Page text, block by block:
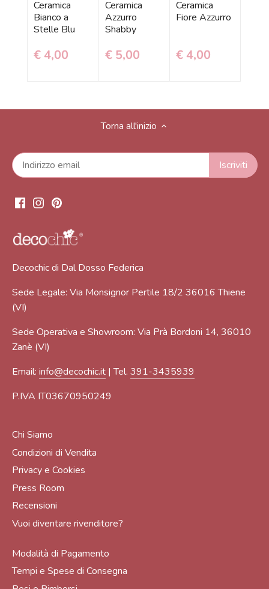
Ceramica
Bianco a
Stelle Blu
€ 4,00
Ceramica
Azzurro
Shabby
€ 5,00
Ceramica
Fiore Azzurro
€ 4,00
Torna all'inizio
Decochic di Dal Dosso Federica
Sede Legale: Via Monsignor Pertile 18/2 36016 Thiene
(VI)
Sede Operativa e Showroom: Via Prà Bordoni 14, 36010
Zanè (VI)
Email: info@decochic.it | Tel. 391-3435939
P.IVA IT03670950249
Chi Siamo
Condizioni di Vendita
Privacy e Cookies
Press Room
Recensioni
Vuoi diventare rivenditore?
Modalità di Pagamento
Tempi e Spese di Consegna